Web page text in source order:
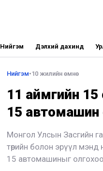
Нийгэм Дэлхий дахинд
Нийгэм•10 жилийн өмнө
11 аймгийн
15 автомашин
Монгол Улсын Засгийн
төрийн болон эрүүл мэнд
15 автомашиныг